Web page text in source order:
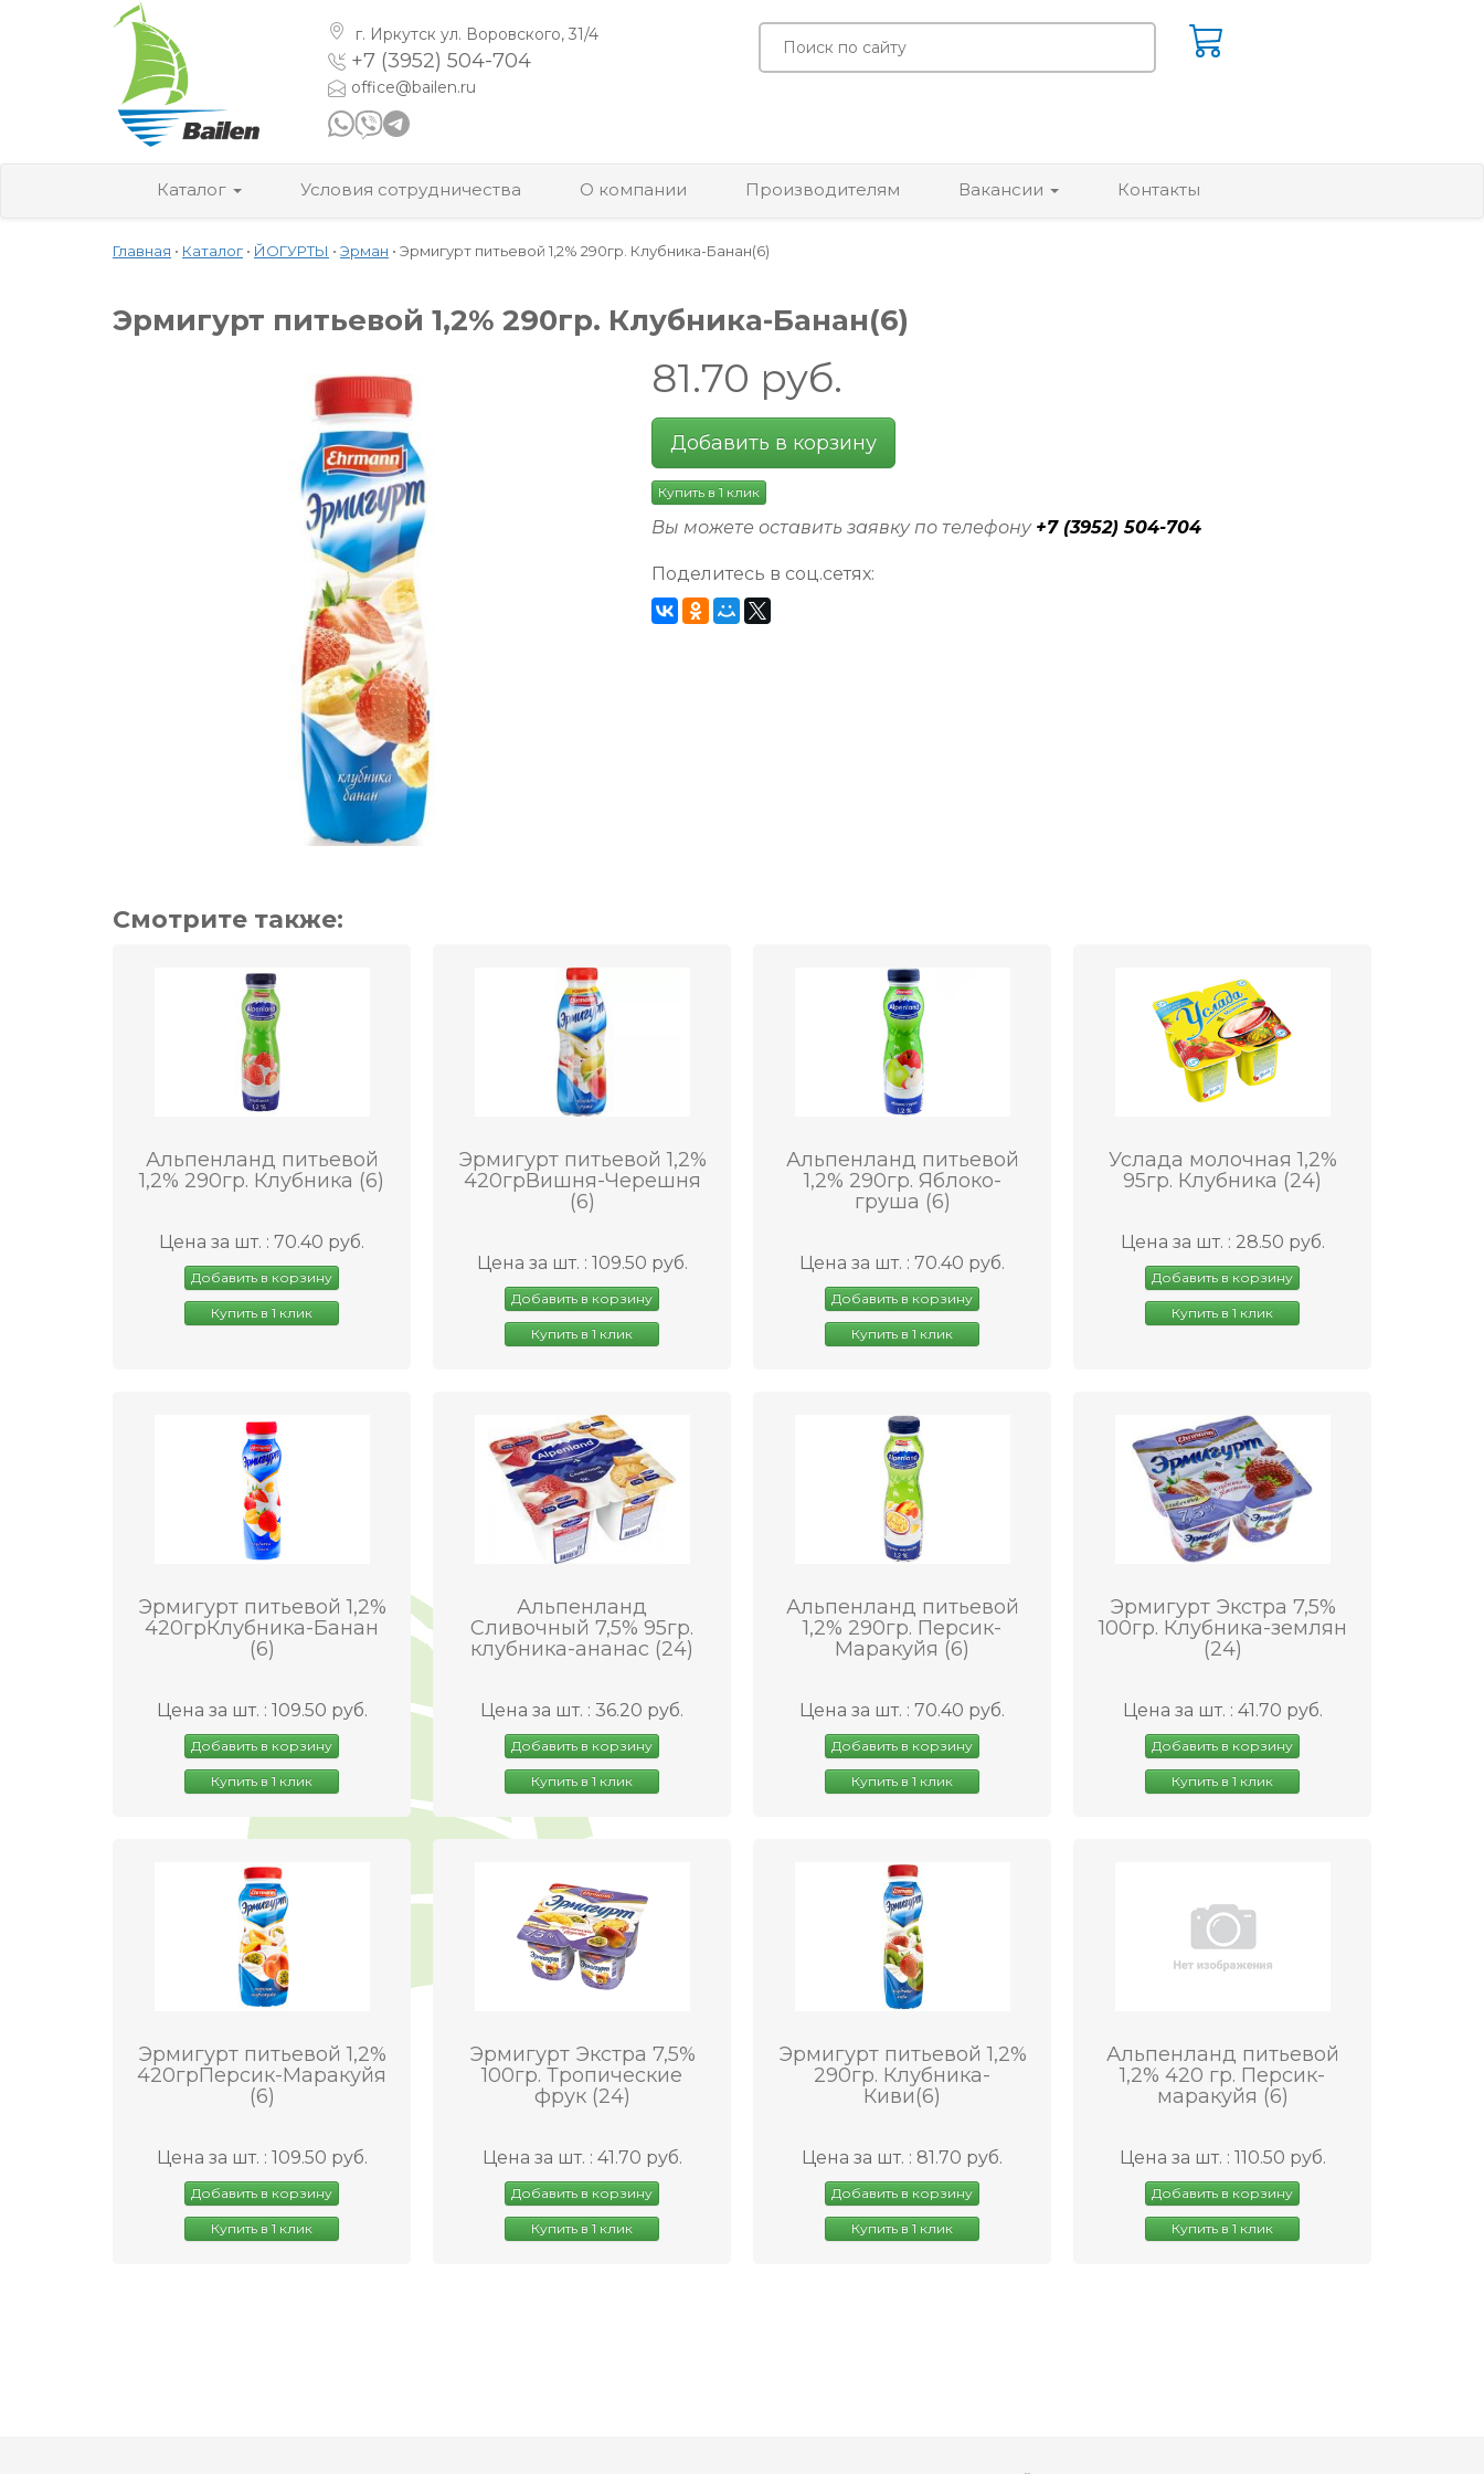
г. Иркутск ул. Воровского, 31/4
+7 (3952) 504-704
office@bailen.ru
Каталог Условия сотрудничества О компании Производителям Вакансии Контакты
Главная • Каталог • ЙОГУРТЫ • Эрман • Эрмигурт питьевой 1,2% 290гр. Клубника-Банан(6)
Эрмигурт питьевой 1,2% 290гр. Клубника-Банан(6)
81.70 руб.
Добавить в корзину
Купить в 1 клик
Вы можете оставить заявку по телефону +7 (3952) 504-704
Поделитесь в соц.сетях:
Смотрите также:
Альпенланд питьевой
1,2% 290гр. Клубника (6)
Цена за шт. : 70.40 руб.
Добавить в корзину
Купить в 1 клик
Эрмигурт питьевой 1,2%
420грВишня-Черешня
(6)
Цена за шт. : 109.50 руб.
Добавить в корзину
Купить в 1 клик
Альпенланд питьевой
1,2% 290гр. Яблоко-
груша (6)
Цена за шт. : 70.40 руб.
Добавить в корзину
Купить в 1 клик
Услада молочная 1,2%
95гр. Клубника (24)
Цена за шт. : 28.50 руб.
Добавить в корзину
Купить в 1 клик
Эрмигурт питьевой 1,2%
420грКлубника-Банан
(6)
Цена за шт. : 109.50 руб.
Добавить в корзину
Купить в 1 клик
Альпенланд
Сливочный 7,5% 95гр.
клубника-ананас (24)
Цена за шт. : 36.20 руб.
Добавить в корзину
Купить в 1 клик
Альпенланд питьевой
1,2% 290гр. Персик-
Маракуйя (6)
Цена за шт. : 70.40 руб.
Добавить в корзину
Купить в 1 клик
Эрмигурт Экстра 7,5%
100гр. Клубника-землян
(24)
Цена за шт. : 41.70 руб.
Добавить в корзину
Купить в 1 клик
Эрмигурт питьевой 1,2%
420грПерсик-Маракуйя
(6)
Цена за шт. : 109.50 руб.
Добавить в корзину
Купить в 1 клик
Эрмигурт Экстра 7,5%
100гр. Тропические
фрук (24)
Цена за шт. : 41.70 руб.
Добавить в корзину
Купить в 1 клик
Эрмигурт питьевой 1,2%
290гр. Клубника-
Киви(6)
Цена за шт. : 81.70 руб.
Добавить в корзину
Купить в 1 клик
Альпенланд питьевой
1,2% 420 гр. Персик-
маракуйя (6)
Цена за шт. : 110.50 руб.
Добавить в корзину
Купить в 1 клик